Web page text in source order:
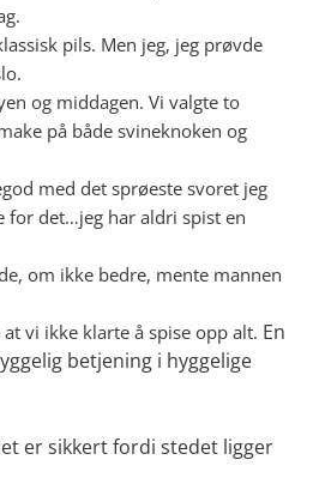
pils. Men jeg, jeg prøvde
og middagen. Vi valgte to
på både svineknoken og
med det sprøeste svoret jeg
for det…jeg har aldri spist en
om ikke bedre, mente mannen
vi ikke klarte å spise opp alt. En
betjening i hyggelige
er sikkert fordi stedet ligger